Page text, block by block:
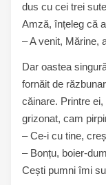
dus cu cei trei
Amză, înțeleg că
– A venit, Mărine,
Dar oastea
fornăit de
căinare. Printre
grizonat, cam
– Ce-i cu tine,
– Bonțu, boier-
Cești pumni îmi